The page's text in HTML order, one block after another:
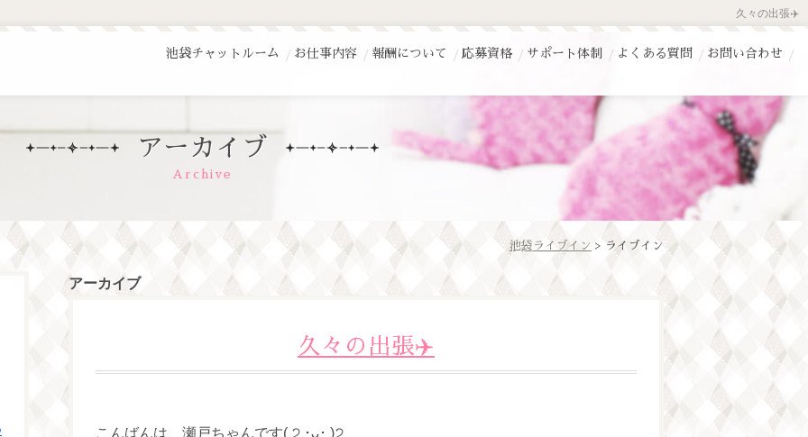
久々の出張✈️
お問い合わせ
よくある質問
サポート体制
応募資格
報酬について
お仕事内容
池袋チャットルーム
アーカイブ
Archive
池袋ライブイン > ライブイン
アーカイブ
久々の出張✈️
こんばんは、瀬戸ちゃんです( ੭ ･ᴗ･ )੭